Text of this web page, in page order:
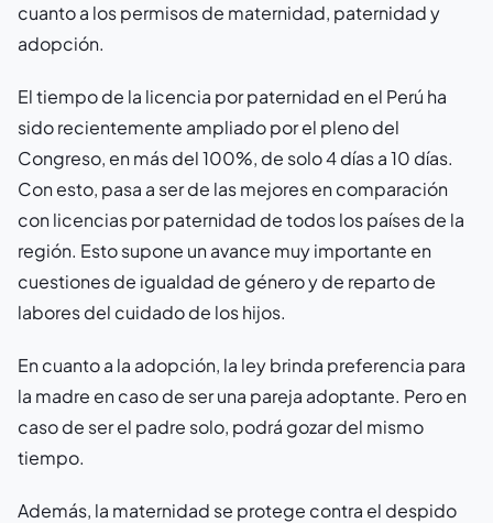
cuanto a los permisos de maternidad, paternidad y
adopción.
El tiempo de la licencia por paternidad en el Perú ha
sido recientemente ampliado por el pleno del
Congreso, en más del 100%, de solo 4 días a 10 días.
Con esto, pasa a ser de las mejores en comparación
con licencias por paternidad de todos los países de la
región. Esto supone un avance muy importante en
cuestiones de igualdad de género y de reparto de
labores del cuidado de los hijos.
En cuanto a la adopción, la ley brinda preferencia para
la madre en caso de ser una pareja adoptante. Pero en
caso de ser el padre solo, podrá gozar del mismo
tiempo.
Además, la maternidad se protege contra el despido